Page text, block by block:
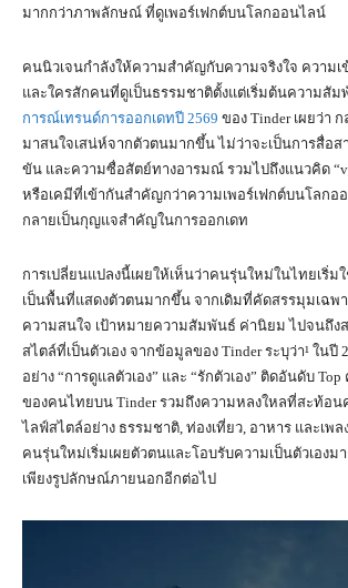
มากกว่าภาพลักษณ์ ที่ดูเพอร์เฟกต์บนโลกออนไลน์
คนนิวเจนกำลังให้ความสำคัญกับความจริงใจ ความ
และใครสักคนที่ดูเป็นธรรมชาติตั้งแต่เริ่มต้นความสัม
การณ์เทรนด์การออกเดทปี 2569 ของ Tinder เผยว่า
มาสนใจเสน่ห์จากตัวตนมากขึ้น ไม่ว่าจะเป็นการสื่อ
ขัน และความซื่อสัตย์ทางอารมณ์ รวมไปถึงแนวคิด
หรือเคมีที่เข้ากันสำคัญกว่าความเพอร์เฟกต์บนโลกอ
กลายเป็นกุญแจสำคัญในการออกเดท
การเปลี่ยนแปลงนี้เผยให้เห็นว่าคนรุ่นใหม่ในไทยเริ่ม
เป็นพื้นที่แสดงตัวตนมากขึ้น จากเดิมที่คัดสรรมุมเฉพ
ความสนใจ เป้าหมายความสัมพันธ์ ค่านิยม ไปจนถึง
สไตล์ที่เป็นตัวเอง จากข้อมูลของ Tinder ระบุว่า¹ ในปี
อย่าง “การดูแลตัวเอง” และ “รักตัวเอง” ติดอันดับ
ของคนไทยบน Tinder รวมถึงความหลงใหลที่สะท้อน
ไลฟ์สไตล์อย่าง ธรรมชาติ, ท่องเที่ยว, อาหาร และเพ
คนรุ่นใหม่เริ่มเผยตัวตนและโอบรับความเป็นตัวเองม
เพียงรูปลักษณ์ภายนอกอีกต่อไป